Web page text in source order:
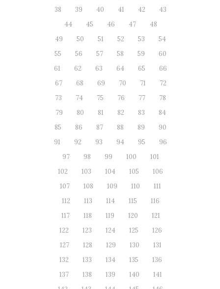
38
39 40 41 42
43
44
45 46 47
48
49
50 51 52 53
54
55
56 57 58 59
60
61
62 63 64 65
66
67
68 69 70 71
72
73
74 75 76 77
78
79
80 81 82 83
84
85
86 87 88 89
90
91
92 93 94 95
96
97
98 99 100
101
102
103 104 105
106
107
108 109 110
111
112
113 114 115
116
117
118 119 120
121
122
123 124 125
126
127
128 129 130
131
132
133 134 135
136
137
138 139 140
141